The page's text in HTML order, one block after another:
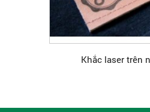
Khắc laser trên